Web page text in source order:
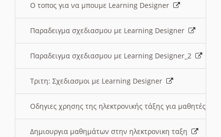
O τοπος για να μπουμε Learning Designer
Παραδειγμα σχεδιασμου με Learning Designer
Παραδειγμα σχεδιασμου με Learning Designer_2
Τριτη: Σχεδιασμοι με Learning Designer
Οδηγιες χρησης της ηλεκτρονικής τάξης για μαθητές
Δημιουργια μαθημάτων στην ηλεκτρονικη ταξη